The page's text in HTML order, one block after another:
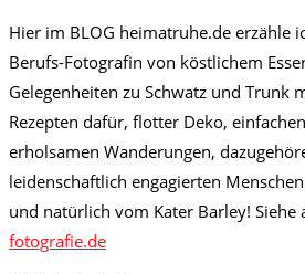
Hier im BLOG heimatruhe.de erzähle
Berufs-Fotografin von köstlichem
Gelegenheiten zu Schwatz und Trunk
Rezepten dafür, flotter Deko,
erholsamen Wanderungen,
leidenschaftlich engagierten
und natürlich vom Kater Barley! Siehe
fotografie.de